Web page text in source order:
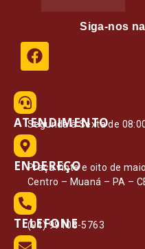
Siga-nos
ATENDIMENTO
Segunda à Sexta de
ENDEREÇO
Praça vinte e oito de
Centro – Muaná – PA –
TELEFONE
(91) 99108-5763